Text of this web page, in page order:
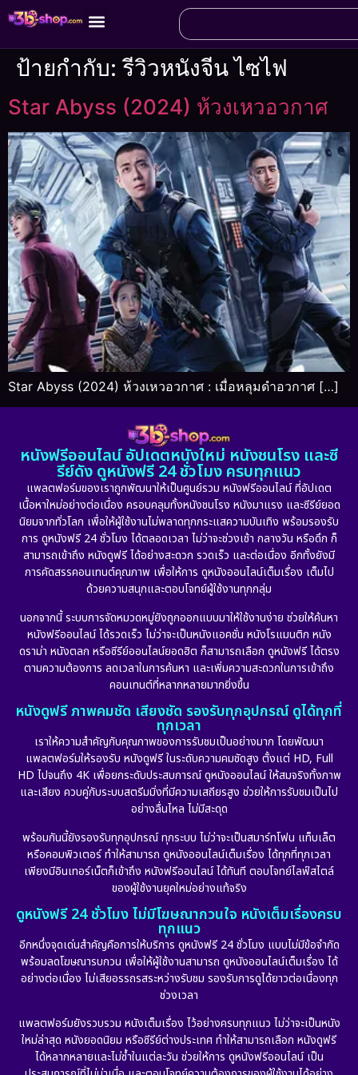
ป้ายกำกับ:รีวิวหนังจีน ไซไฟ
Star Abyss (2024) ห้วงเหวอวกาศ
Star Abyss (2024) ห้วงเหวอวกาศ : เมื่อหลุมดำอวกาศ […]
หนังฟรีออนไลน์ อัปเดตหนังใหม่ หนังชนโรง และซี
รีย์ดัง ดูหนังฟรี 24 ชั่วโมง ครบทุกแนว
แพลตฟอร์มของเราถูกพัฒนาให้เป็นศูนย์รวม หนังฟรีออนไลน์ ที่อัปเดต
เนื้อหาใหม่อย่างต่อเนื่อง ครอบคลุมทั้งหนังชนโรง หนังมาแรง และซีรีย์ยอด
นิยมจากทั่วโลก เพื่อให้ผู้ใช้งานไม่พลาดทุกกระแสความบันเทิง พร้อมรองรับ
การ ดูหนังฟรี 24 ชั่วโมง ได้ตลอดเวลา ไม่ว่าจะช่วงเช้า กลางวัน หรือดึก ก็
สามารถเข้าถึง หนังดูฟรี ได้อย่างสะดวก รวดเร็ว และต่อเนื่อง อีกทั้งยังมี
การคัดสรรคอนเทนต์คุณภาพ เพื่อให้การ ดูหนังออนไลน์เต็มเรื่อง เต็มไป
ด้วยความสนุกและตอบโจทย์ผู้ใช้งานทุกกลุ่ม
นอกจากนี้ ระบบการจัดหมวดหมู่ยังถูกออกแบบมาให้ใช้งานง่าย ช่วยให้ค้นหา
หนังฟรีออนไลน์ ได้รวดเร็ว ไม่ว่าจะเป็นหนังแอคชั่น หนังโรแมนติก หนัง
ดราม่า หนังตลก หรือซีรีย์ออนไลน์ยอดฮิต ก็สามารถเลือก ดูหนังฟรี ได้ตรง
ตามความต้องการ ลดเวลาในการค้นหา และเพิ่มความสะดวกในการเข้าถึง
คอนเทนต์ที่หลากหลายมากยิ่งขึ้น
หนังดูฟรี ภาพคมชัด เสียงชัด รองรับทุกอุปกรณ์ ดูได้ทุกที่
ทุกเวลา
เราให้ความสำคัญกับคุณภาพของการรับชมเป็นอย่างมาก โดยพัฒนา
แพลตฟอร์มให้รองรับ หนังดูฟรี ในระดับความคมชัดสูง ตั้งแต่ HD, Full
HD ไปจนถึง 4K เพื่อยกระดับประสบการณ์ ดูหนังออนไลน์ ให้สมจริงทั้งภาพ
และเสียง ควบคู่กับระบบสตรีมมิ่งที่มีความเสถียรสูง ช่วยให้การรับชมเป็นไป
อย่างลื่นไหล ไม่มีสะดุด
พร้อมกันนี้ยังรองรับทุกอุปกรณ์ ทุกระบบ ไม่ว่าจะเป็นสมาร์ทโฟน แท็บเล็ต
หรือคอมพิวเตอร์ ทำให้สามารถ ดูหนังออนไลน์เต็มเรื่อง ได้ทุกที่ทุกเวลา
เพียงมีอินเทอร์เน็ตก็เข้าถึง หนังฟรีออนไลน์ ได้ทันที ตอบโจทย์ไลฟ์สไตล์
ของผู้ใช้งานยุคใหม่อย่างแท้จริง
ดูหนังฟรี 24 ชั่วโมง ไม่มีโฆษณากวนใจ หนังเต็มเรื่องครบ
ทุกแนว
อีกหนึ่งจุดเด่นสำคัญคือการให้บริการ ดูหนังฟรี 24 ชั่วโมง แบบไม่มีข้อจำกัด
พร้อมลดโฆษณารบกวน เพื่อให้ผู้ใช้งานสามารถ ดูหนังออนไลน์เต็มเรื่อง ได้
อย่างต่อเนื่อง ไม่เสียอรรถรสระหว่างรับชม รองรับการดูได้ยาวต่อเนื่องทุก
ช่วงเวลา
แพลตฟอร์มยังรวบรวม หนังเต็มเรื่อง ไว้อย่างครบทุกแนว ไม่ว่าจะเป็นหนัง
ใหม่ล่าสุด หนังยอดนิยม หรือซีรีย์ต่างประเทศ ทำให้สามารถเลือก หนังดูฟรี
ได้หลากหลายและไม่ซ้ำในแต่ละวัน ช่วยให้การ ดูหนังฟรีออนไลน์ เป็น